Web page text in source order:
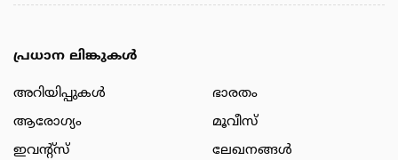
പ്രധാന ലിങ്കുകൾ
അറിയിപ്പുകള്‍
ആരോഗ്യം
ഇവന്റ്സ്
ഭാരതം
മൂവീസ്
ലേഖനങ്ങള്‍